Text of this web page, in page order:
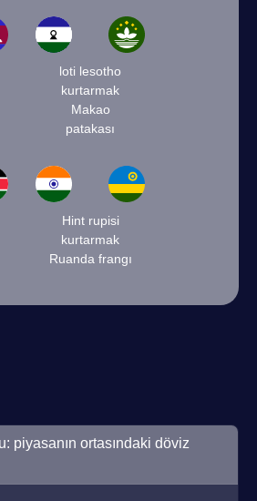
loti lesotho
kurtarmak
Makao
patakası
Hint rupisi
kurtarmak
Ruanda frangı
piyasanın ortasındaki döviz